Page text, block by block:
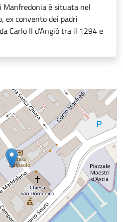
Manfredonia è situata nel
ex convento dei padri
Carlo II d’Angiò tra il 1294 e